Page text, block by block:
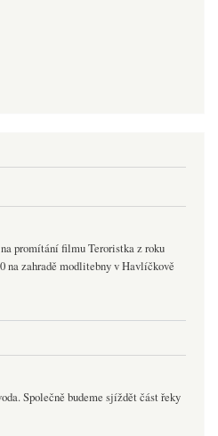
promítání filmu Teroristka z roku
na zahradě modlitebny v Havlíčkově
Společně budeme sjíždět část řeky